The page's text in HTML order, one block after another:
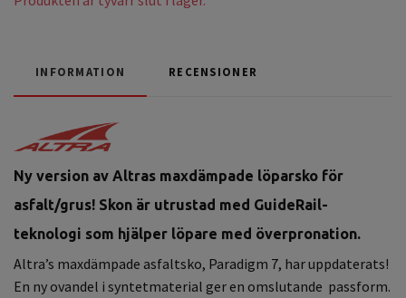
INFORMATION RECENSIONER
Ny version av Altras maxdämpade löparsko för
asfalt/grus! Skon är utrustad med GuideRail-
teknologi som hjälper löpare med överpronation.
Altra’s maxdämpade asfaltsko, Paradigm 7, har uppdaterats!
En ny ovandel i syntetmaterial ger en omslutande passform.